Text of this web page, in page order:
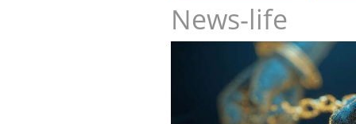
News-life